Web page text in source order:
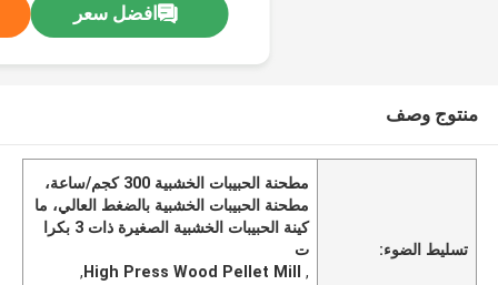
افضل سعر
منتوج وصف
تسليط الضوء:
مطحنة الحبيبات الخشبية 300 كجم/ساعة،
مطحنة الحبيبات الخشبية بالضغط العالي، ما
كينة الحبيبات الخشبية الصغيرة ذات 3 بكرا
ت
,
High Press Wood Pellet Mill
,